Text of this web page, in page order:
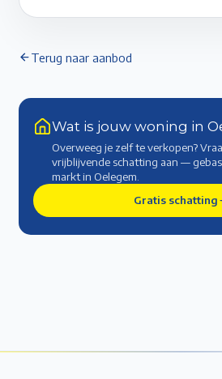
Terug naar aanbod
Wat is jouw woning in
Overweeg je zelf te verkopen?
vrijblijvende schatting aan —
marktin Oelegem
Gratis schatting